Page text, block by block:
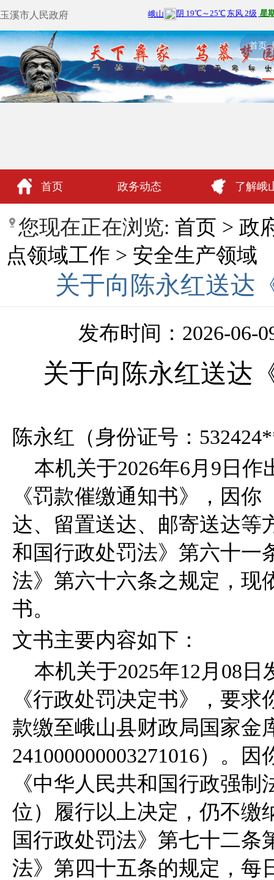
玉溪市人民政府
首页
首页 政务动态 了解峨
政民互动
您现在正在浏览: 首页 > 政
点领域工作 > 安全生产领域
关于向陈永红送达
发布时间：2026-06-
关于向陈永红送达
陈永红（身份证号：
本机关于2026年6月9日作
《罚款催缴通知书》，因
达、留置送达、邮寄送达等
和国行政处罚法》第六十一
法》第六十六条之规定，现
书。
文书主要内容如下：
本机关于2025年12月08日
《行政处罚决定书》，要
款缴至峨山县财政局国家金
241000000003271016）。
《中华人民共和国行政强
位）履行以上决定，仍不缴
国行政处罚法》第七十二条
法》第四十五条的规定，每